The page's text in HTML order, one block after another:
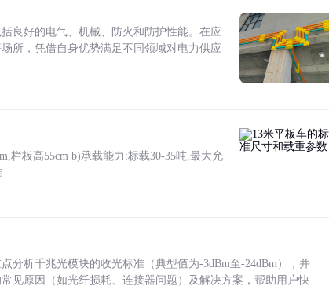
良好的电气、机械、防火和防护性能。在应
所，凭借自身优势满足不同领域对电力供应
栏板高55cm b)承载能力:标载30-35吨,最大允
分析千兆光模块的收光标准（典型值为-3dBm至-24dBm），并
见原因（如光纤损耗、连接器问题）及解决方案，帮助用户快